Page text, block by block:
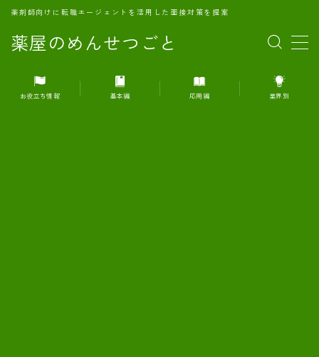
薬屋のめんせつごと
薬剤師向けに転職エージェントを活用した面接対策を提案
MENU
1.転職エージェントとは何か？
お役立ち情報 基本編 応用編 業界別